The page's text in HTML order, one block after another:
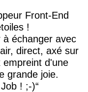
Front-End
!
échanger avec
direct, axé sur
empreint d'une
grande joie.
! ;-)